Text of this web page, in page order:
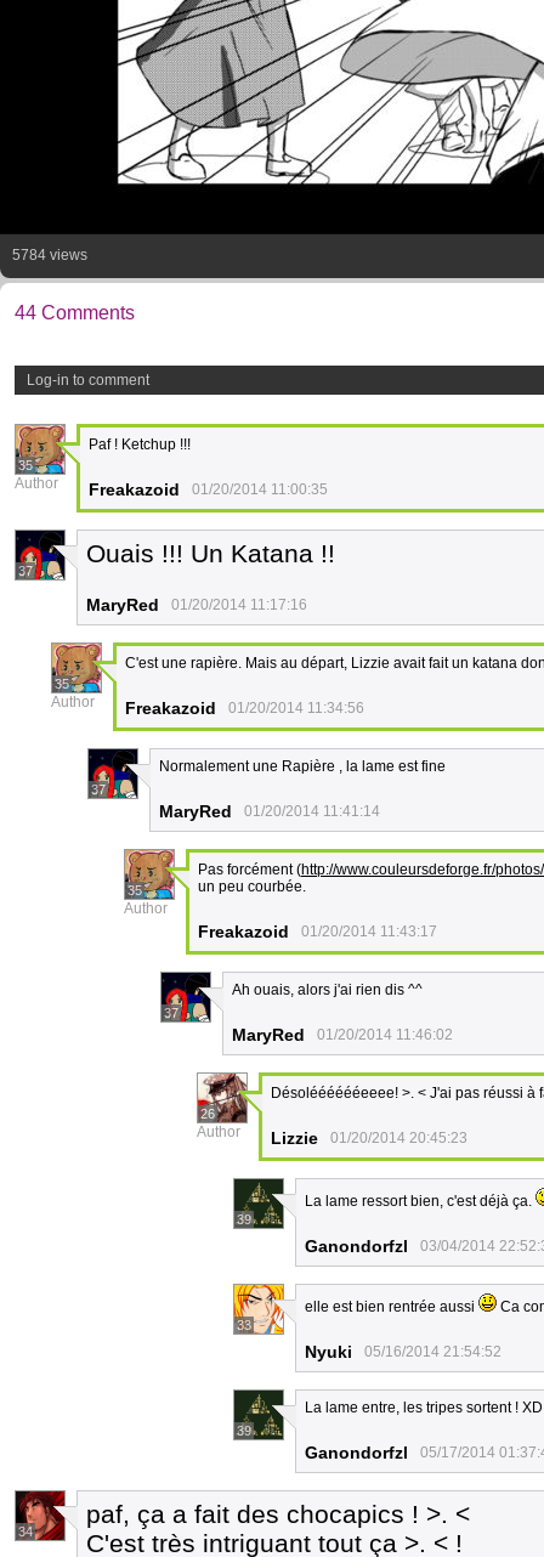
5784 views
44 Comments
Log-in to comment
35
Author
Paf ! Ketchup !!!
Freakazoid 01/20/2014 11:00:35
37
Ouais !!! Un Katana !!
MaryRed 01/20/2014 11:17:16
35
Author
C'est une rapière. Mais au départ, Lizzie avait fait un katana
Freakazoid 01/20/2014 11:34:56
37
Normalement une Rapière , la lame est fine
MaryRed 01/20/2014 11:41:14
35
Author
Pas forcément (http://www.couleursdeforge.fr/
un peu courbée.
Freakazoid 01/20/2014 11:43:17
37
Ah ouais, alors j'ai rien dis ^^
MaryRed 01/20/2014 11:46:02
26
Author
Désolééééééeeee! >. < J'ai pas réussi à
Lizzie 01/20/2014 20:45:23
39
La lame ressort bien, c'est déjà ça.
Ganondorfzl 03/04/2014
33
elle est bien rentrée aussi Ca
Nyuki 05/16/2014 21:54:52
39
La lame entre, les tripes sortent ! XD
Ganondorfzl 05/17/2014
34
paf, ça a fait des chocapics ! >. <
C'est très intriguant tout ça >. < !